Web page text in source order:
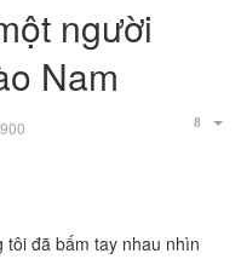
người
Nam
tôi đã bấm tay nhau nhìn